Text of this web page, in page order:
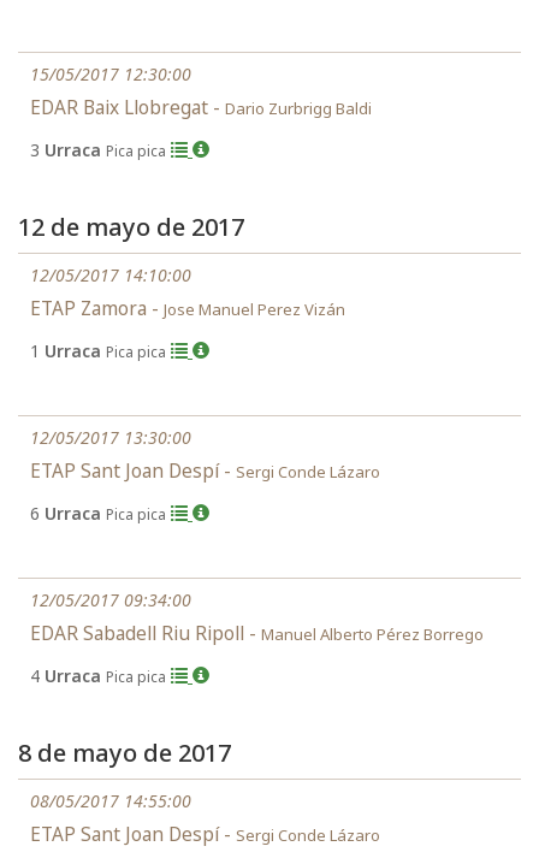
15/05/2017 12:30:00
EDAR Baix Llobregat - Dario Zurbrigg Baldi
3 Urraca Pica pica
12 de mayo de 2017
12/05/2017 14:10:00
ETAP Zamora - Jose Manuel Perez Vizán
1 Urraca Pica pica
12/05/2017 13:30:00
ETAP Sant Joan Despí - Sergi Conde Lázaro
6 Urraca Pica pica
12/05/2017 09:34:00
EDAR Sabadell Riu Ripoll - Manuel Alberto Pérez Borrego
4 Urraca Pica pica
8 de mayo de 2017
08/05/2017 14:55:00
ETAP Sant Joan Despí - Sergi Conde Lázaro